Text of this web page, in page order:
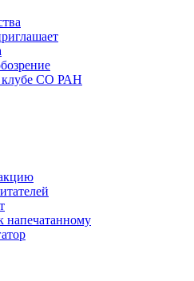
СО РАН
напечатанному